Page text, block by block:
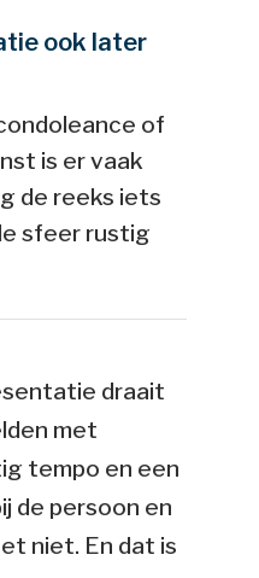
ook later
of
is er vaak
de reeks iets
sfeer rustig
draait
met
tempo en een
de persoon en
niet. En dat is